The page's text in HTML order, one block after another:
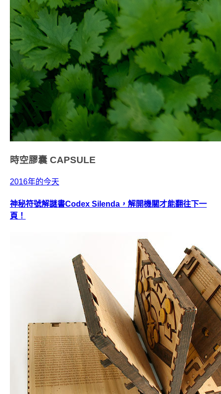
時空膠囊 CAPSULE
2016年的今天
神秘符號解謎書Codex Silenda，解開機關才能翻往下一
頁！